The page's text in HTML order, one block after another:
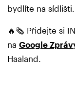
bydlíte na sídlišti.
🔥🗞️ Přidejte si
na Google
Haaland.